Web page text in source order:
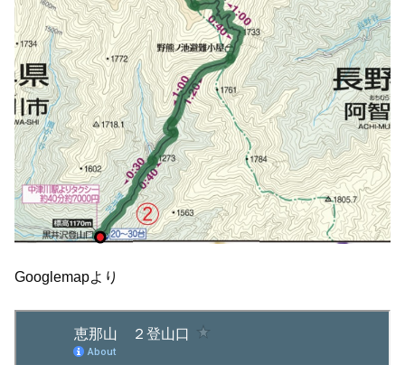
Googlemapより